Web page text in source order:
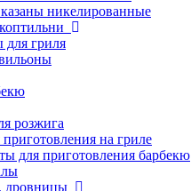
никелированные
для гриля
розжига
на гриле
для приготовления барбекю
дровницы